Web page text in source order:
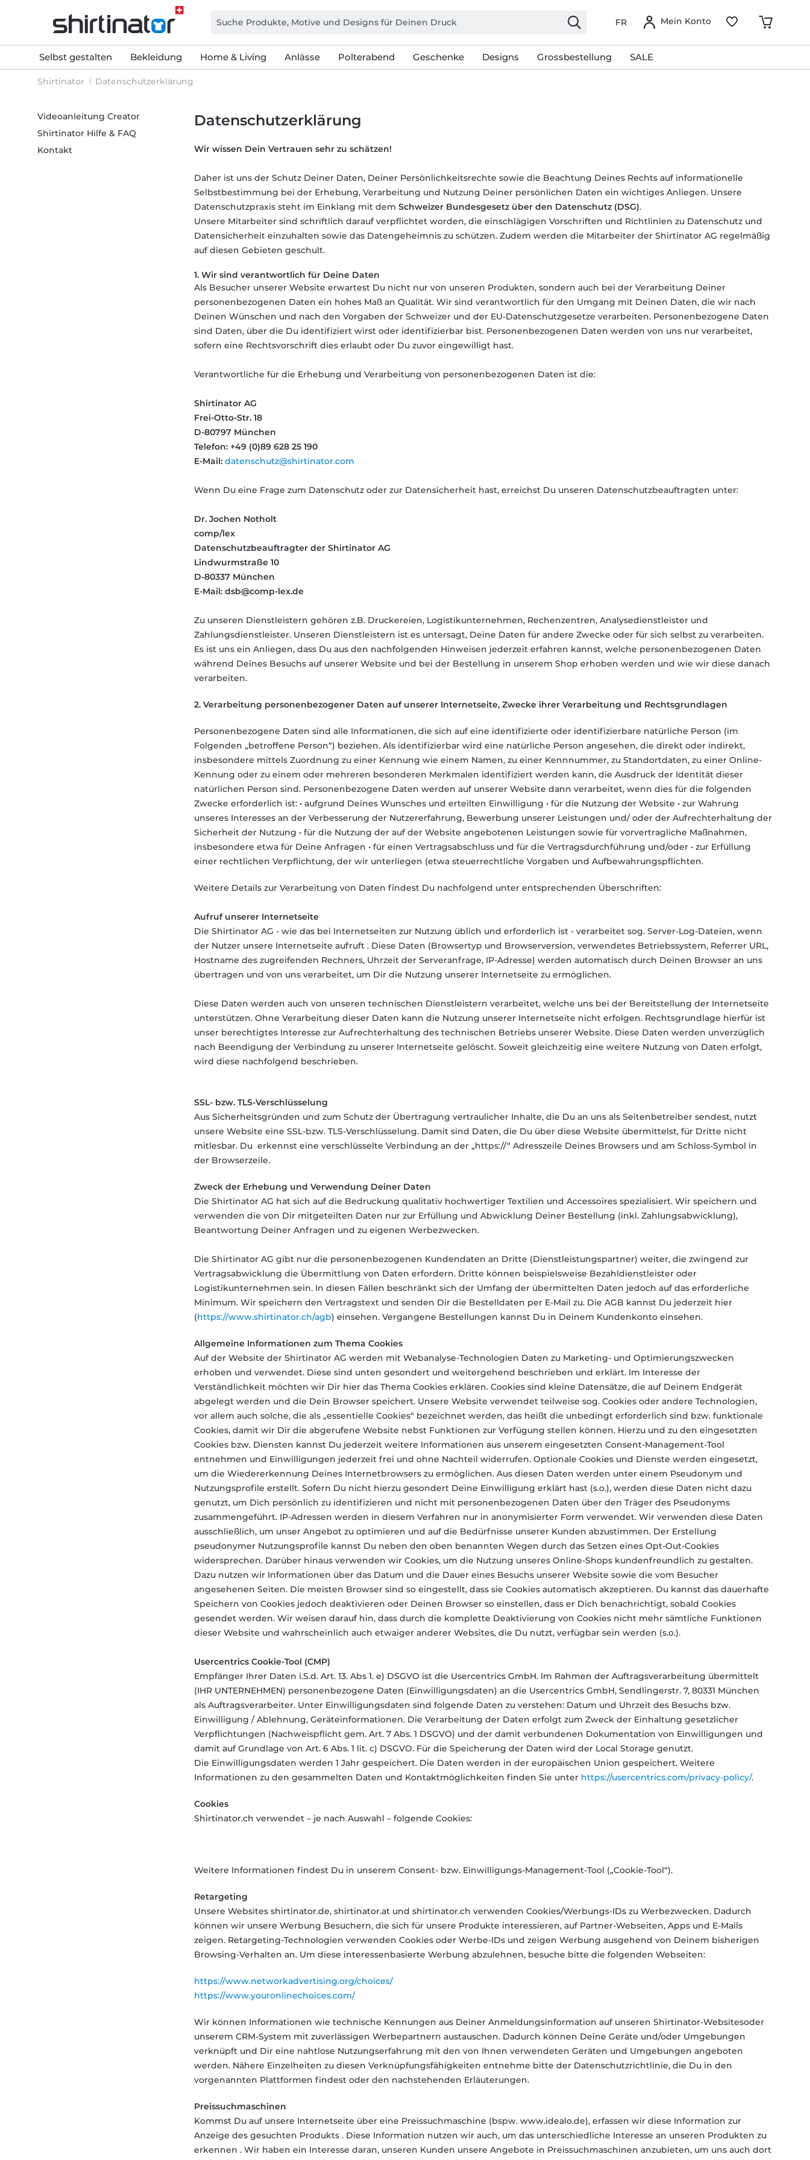
FR Mein Konto
Selbst gestalten Bekleidung Home & Living Anlässe Polterabend Geschenke Designs Grossbestellung SALE
Shirtinator Datenschutzerklärung
Videoanleitung Creator
Shirtinator Hilfe & FAQ
Kontakt
Datenschutzerklärung
Wir wissen Dein Vertrauen sehr zu schätzen!
Daher ist uns der Schutz Deiner Daten, Deiner Persönlichkeitsrechte sowie die Beachtung Deines Rechts auf informationelle
Selbstbestimmung bei der Erhebung, Verarbeitung und Nutzung Deiner persönlichen Daten ein wichtiges Anliegen. Unsere
Datenschutzpraxis steht im Einklang mit dem Schweizer Bundesgesetz über den Datenschutz (DSG).
Unsere Mitarbeiter sind schriftlich darauf verpflichtet worden, die einschlägigen Vorschriften und Richtlinien zu Datenschutz und
Datensicherheit einzuhalten sowie das Datengeheimnis zu schützen. Zudem werden die Mitarbeiter der Shirtinator AG regelmäßig
auf diesen Gebieten geschult.
1. Wir sind verantwortlich für Deine Daten
Als Besucher unserer Website erwartest Du nicht nur von unseren Produkten, sondern auch bei der Verarbeitung Deiner
personenbezogenen Daten ein hohes Maß an Qualität. Wir sind verantwortlich für den Umgang mit Deinen Daten, die wir nach
Deinen Wünschen und nach den Vorgaben der Schweizer und der EU-Datenschutzgesetze verarbeiten. Personenbezogene Daten
sind Daten, über die Du identifiziert wirst oder identifizierbar bist. Personenbezogenen Daten werden von uns nur verarbeitet,
sofern eine Rechtsvorschrift dies erlaubt oder Du zuvor eingewilligt hast.
Verantwortliche für die Erhebung und Verarbeitung von personenbezogenen Daten ist die:
Shirtinator AG
Frei-Otto-Str. 18
D-80797 München
Telefon: +49 (0)89 628 25 190
E-Mail: datenschutz@shirtinator.com
Wenn Du eine Frage zum Datenschutz oder zur Datensicherheit hast, erreichst Du unseren Datenschutzbeauftragten unter:
Dr. Jochen Notholt
comp/lex
Datenschutzbeauftragter der Shirtinator AG
Lindwurmstraße 10
D-80337 München
E-Mail: dsb@comp-lex.de
Zu unseren Dienstleistern gehören z.B. Druckereien, Logistikunternehmen, Rechenzentren, Analysedienstleister und
Zahlungsdienstleister. Unseren Dienstleistern ist es untersagt, Deine Daten für andere Zwecke oder für sich selbst zu verarbeiten.
Es ist uns ein Anliegen, dass Du aus den nachfolgenden Hinweisen jederzeit erfahren kannst, welche personenbezogenen Daten
während Deines Besuchs auf unserer Website und bei der Bestellung in unserem Shop erhoben werden und wie wir diese danach
verarbeiten.
2. Verarbeitung personenbezogener Daten auf unserer Internetseite, Zwecke ihrer Verarbeitung und Rechtsgrundlagen
Personenbezogene Daten sind alle Informationen, die sich auf eine identifizierte oder identifizierbare natürliche Person (im
Folgenden „betroffene Person“) beziehen. Als identifizierbar wird eine natürliche Person angesehen, die direkt oder indirekt,
insbesondere mittels Zuordnung zu einer Kennung wie einem Namen, zu einer Kennnummer, zu Standortdaten, zu einer Online-
Kennung oder zu einem oder mehreren besonderen Merkmalen identifiziert werden kann, die Ausdruck der Identität dieser
natürlichen Person sind. Personenbezogene Daten werden auf unserer Website dann verarbeitet, wenn dies für die folgenden
Zwecke erforderlich ist: • aufgrund Deines Wunsches und erteilten Einwilligung • für die Nutzung der Website • zur Wahrung
unseres Interesses an der Verbesserung der Nutzererfahrung, Bewerbung unserer Leistungen und/ oder der Aufrechterhaltung der
Sicherheit der Nutzung • für die Nutzung der auf der Website angebotenen Leistungen sowie für vorvertragliche Maßnahmen,
insbesondere etwa für Deine Anfragen • für einen Vertragsabschluss und für die Vertragsdurchführung und/oder • zur Erfüllung
einer rechtlichen Verpflichtung, der wir unterliegen (etwa steuerrechtliche Vorgaben und Aufbewahrungspflichten.
Weitere Details zur Verarbeitung von Daten findest Du nachfolgend unter entsprechenden Überschriften:
Aufruf unserer Internetseite
Die Shirtinator AG - wie das bei Internetseiten zur Nutzung üblich und erforderlich ist - verarbeitet sog. Server-Log-Dateien, wenn
der Nutzer unsere Internetseite aufruft . Diese Daten (Browsertyp und Browserversion, verwendetes Betriebssystem, Referrer URL,
Hostname des zugreifenden Rechners, Uhrzeit der Serveranfrage, IP-Adresse) werden automatisch durch Deinen Browser an uns
übertragen und von uns verarbeitet, um Dir die Nutzung unserer Internetseite zu ermöglichen.
Diese Daten werden auch von unseren technischen Dienstleistern verarbeitet, welche uns bei der Bereitstellung der Internetseite
unterstützen. Ohne Verarbeitung dieser Daten kann die Nutzung unserer Internetseite nicht erfolgen. Rechtsgrundlage hierfür ist
unser berechtigtes Interesse zur Aufrechterhaltung des technischen Betriebs unserer Website. Diese Daten werden unverzüglich
nach Beendigung der Verbindung zu unserer Internetseite gelöscht. Soweit gleichzeitig eine weitere Nutzung von Daten erfolgt,
wird diese nachfolgend beschrieben.
SSL- bzw. TLS-Verschlüsselung
Aus Sicherheitsgründen und zum Schutz der Übertragung vertraulicher Inhalte, die Du an uns als Seitenbetreiber sendest, nutzt
unsere Website eine SSL-bzw. TLS-Verschlüsselung. Damit sind Daten, die Du über diese Website übermittelst, für Dritte nicht
mitlesbar. Du erkennst eine verschlüsselte Verbindung an der „https://“ Adresszeile Deines Browsers und am Schloss-Symbol in
der Browserzeile.
Zweck der Erhebung und Verwendung Deiner Daten
Die Shirtinator AG hat sich auf die Bedruckung qualitativ hochwertiger Textilien und Accessoires spezialisiert. Wir speichern und
verwenden die von Dir mitgeteilten Daten nur zur Erfüllung und Abwicklung Deiner Bestellung (inkl. Zahlungsabwicklung),
Beantwortung Deiner Anfragen und zu eigenen Werbezwecken.
Die Shirtinator AG gibt nur die personenbezogenen Kundendaten an Dritte (Dienstleistungspartner) weiter, die zwingend zur
Vertragsabwicklung die Übermittlung von Daten erfordern. Dritte können beispielsweise Bezahldienstleister oder
Logistikunternehmen sein. In diesen Fällen beschränkt sich der Umfang der übermittelten Daten jedoch auf das erforderliche
Minimum. Wir speichern den Vertragstext und senden Dir die Bestelldaten per E-Mail zu. Die AGB kannst Du jederzeit hier
(https://www.shirtinator.ch/agb) einsehen. Vergangene Bestellungen kannst Du in Deinem Kundenkonto einsehen.
Allgemeine Informationen zum Thema Cookies
Auf der Website der Shirtinator AG werden mit Webanalyse-Technologien Daten zu Marketing- und Optimierungszwecken
erhoben und verwendet. Diese sind unten gesondert und weitergehend beschrieben und erklärt. Im Interesse der
Verständlichkeit möchten wir Dir hier das Thema Cookies erklären. Cookies sind kleine Datensätze, die auf Deinem Endgerät
abgelegt werden und die Dein Browser speichert. Unsere Website verwendet teilweise sog. Cookies oder andere Technologien,
vor allem auch solche, die als „essentielle Cookies“ bezeichnet werden, das heißt die unbedingt erforderlich sind bzw. funktionale
Cookies, damit wir Dir die abgerufene Website nebst Funktionen zur Verfügung stellen können. Hierzu und zu den eingesetzten
Cookies bzw. Diensten kannst Du jederzeit weitere Informationen aus unserem eingesetzten Consent-Management-Tool
entnehmen und Einwilligungen jederzeit frei und ohne Nachteil widerrufen. Optionale Cookies und Dienste werden eingesetzt,
um die Wiedererkennung Deines Internetbrowsers zu ermöglichen. Aus diesen Daten werden unter einem Pseudonym und
Nutzungsprofile erstellt. Sofern Du nicht hierzu gesondert Deine Einwilligung erklärt hast (s.o.), werden diese Daten nicht dazu
genutzt, um Dich persönlich zu identifizieren und nicht mit personenbezogenen Daten über den Träger des Pseudonyms
zusammengeführt. IP-Adressen werden in diesem Verfahren nur in anonymisierter Form verwendet. Wir verwenden diese Daten
ausschließlich, um unser Angebot zu optimieren und auf die Bedürfnisse unserer Kunden abzustimmen. Der Erstellung
pseudonymer Nutzungsprofile kannst Du neben den oben benannten Wegen durch das Setzen eines Opt-Out-Cookies
widersprechen. Darüber hinaus verwenden wir Cookies, um die Nutzung unseres Online-Shops kundenfreundlich zu gestalten.
Dazu nutzen wir Informationen über das Datum und die Dauer eines Besuchs unserer Website sowie die vom Besucher
angesehenen Seiten. Die meisten Browser sind so eingestellt, dass sie Cookies automatisch akzeptieren. Du kannst das dauerhafte
Speichern von Cookies jedoch deaktivieren oder Deinen Browser so einstellen, dass er Dich benachrichtigt, sobald Cookies
gesendet werden. Wir weisen darauf hin, dass durch die komplette Deaktivierung von Cookies nicht mehr sämtliche Funktionen
dieser Website und wahrscheinlich auch etwaiger anderer Websites, die Du nutzt, verfügbar sein werden (s.o.).
Usercentrics Cookie-Tool (CMP)
Empfänger Ihrer Daten i.S.d. Art. 13. Abs 1. e) DSGVO ist die Usercentrics GmbH. Im Rahmen der Auftragsverarbeitung übermittelt
(IHR UNTERNEHMEN) personenbezogene Daten (Einwilligungsdaten) an die Usercentrics GmbH, Sendlingerstr. 7, 80331 München
als Auftragsverarbeiter. Unter Einwilligungsdaten sind folgende Daten zu verstehen: Datum und Uhrzeit des Besuchs bzw.
Einwilligung / Ablehnung, Geräteinformationen. Die Verarbeitung der Daten erfolgt zum Zweck der Einhaltung gesetzlicher
Verpflichtungen (Nachweispflicht gem. Art. 7 Abs. 1 DSGVO) und der damit verbundenen Dokumentation von Einwilligungen und
damit auf Grundlage von Art. 6 Abs. 1 lit. c) DSGVO. Für die Speicherung der Daten wird der Local Storage genutzt.
Die Einwilligungsdaten werden 1 Jahr gespeichert. Die Daten werden in der europäischen Union gespeichert. Weitere
Informationen zu den gesammelten Daten und Kontaktmöglichkeiten finden Sie unter https://usercentrics.com/privacy-policy/.
Cookies
Shirtinator.ch verwendet – je nach Auswahl – folgende Cookies:
Weitere Informationen findest Du in unserem Consent- bzw. Einwilligungs-Management-Tool („Cookie-Tool“).
Retargeting
Unsere Websites shirtinator.de, shirtinator.at und shirtinator.ch verwenden Cookies/Werbungs-IDs zu Werbezwecken. Dadurch
können wir unsere Werbung Besuchern, die sich für unsere Produkte interessieren, auf Partner-Webseiten, Apps und E-Mails
zeigen. Retargeting-Technologien verwenden Cookies oder Werbe-IDs und zeigen Werbung ausgehend von Deinem bisherigen
Browsing-Verhalten an. Um diese interessenbasierte Werbung abzulehnen, besuche bitte die folgenden Webseiten:
https://www.networkadvertising.org/choices/
https://www.youronlinechoices.com/
Wir können Informationen wie technische Kennungen aus Deiner Anmeldungsinformation auf unseren Shirtinator-Websitesoder
unserem CRM-System mit zuverlässigen Werbepartnern austauschen. Dadurch können Deine Geräte und/oder Umgebungen
verknüpft und Dir eine nahtlose Nutzungserfahrung mit den von Ihnen verwendeten Geräten und Umgebungen angeboten
werden. Nähere Einzelheiten zu diesen Verknüpfungsfähigkeiten entnehme bitte der Datenschutzrichtlinie, die Du in den
vorgenannten Plattformen findest oder den nachstehenden Erläuterungen.
Preissuchmaschinen
Kommst Du auf unsere Internetseite über eine Preissuchmaschine (bspw. www.idealo.de), erfassen wir diese Information zur
Anzeige des gesuchten Produkts . Diese Information nutzen wir auch, um das unterschiedliche Interesse an unseren Produkten zu
erkennen . Wir haben ein Interesse daran, unseren Kunden unsere Angebote in Preissuchmaschinen anzubieten, um uns auch dort